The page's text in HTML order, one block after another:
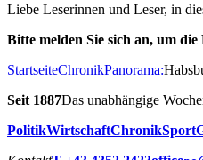
Liebe Leserinnen und Leser, in
Bitte melden Sie sich an, um
StartseiteChronikPanorama:
Seit 1887Das unabhängige
PolitikWirtschaftChronikSport